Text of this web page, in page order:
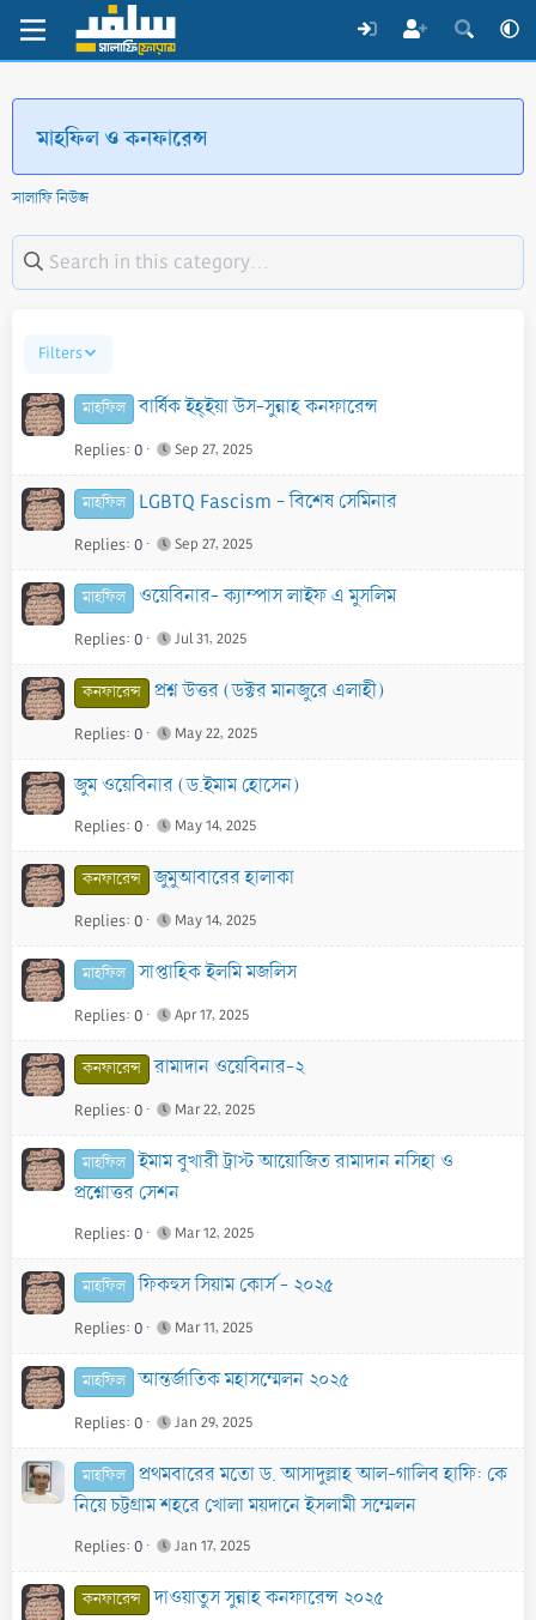
মাহফিল ও কনফারেন্স
সালাফি নিউজ
Filters
মাহফিল বার্ষিক ইহ্ইয়া উস-সুন্নাহ কনফারেন্স
Replies 0 Sep 27, 2025
মাহফিল LGBTQ Fascism - বিশেষ সেমিনার
Replies 0 Sep 27, 2025
মাহফিল ওয়েবিনার- ক্যাম্পাস লাইফ এ মুসলিম
Replies 0 Jul 31, 2025
কনফারেন্স প্রশ্ন উত্তর (ডক্টর মানজুরে এলাহী)
Replies 0 May 22, 2025
জুম ওয়েবিনার (ড.ইমাম হোসেন)
Replies 0 May 14, 2025
কনফারেন্স জুমুআবারের হালাকা
Replies 0 May 14, 2025
মাহফিল সাপ্তাহিক ইলমি মজলিস
Replies 0 Apr 17, 2025
কনফারেন্স রামাদান ওয়েবিনার-২
Replies 0 Mar 22, 2025
মাহফিল
ইমাম বুখারী ট্রাস্ট আয়োজিত রামাদান নসিহা ও
প্রশ্নোত্তর সেশন
Replies 0 Mar 12, 2025
মাহফিল ফিকহুস সিয়াম কোর্স - ২০২৫
Replies 0 Mar 11, 2025
মাহফিল আন্তর্জাতিক মহাসম্মেলন ২০২৫
Replies 0 Jan 29, 2025
মাহফিল
প্রথমবারের মতো ড. আসাদুল্লাহ আল-গালিব হাফি: কে
নিয়ে চট্টগ্রাম শহরে খোলা ময়দানে ইসলামী সম্মেলন
Replies 0 Jan 17, 2025
কনফারেন্স দাওয়াতুস সুন্নাহ কনফারেন্স ২০২৫